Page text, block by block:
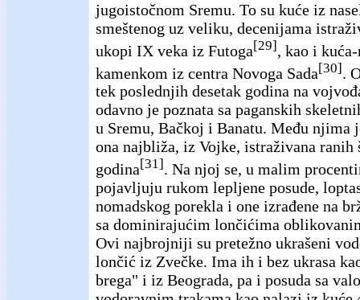
jugoistočnom Sremu. To su kuće iz
smeštenog uz veliku, decenijama
ukopi IX veka iz Futoga[29], kao i
kamenkom iz centra Novoga Sada[30] .
tek poslednjih desetak godina na
odavno je poznata sa paganskih
u Sremu, Bačkoj i Banatu. Među njima
ona najbliža, iz Vojke, istraživana ranih
godina[31] . Na njoj se, u malim
pojavljuju rukom lepljene posude,
nomadskog porekla i one izrađene na
sa dominirajućim lončićima
Ovi najbrojniji su pretežno ukrašeni
lončić iz Zvečke. Ima ih i bez ukrasa
brega" i iz Beograda, pa i posuda sa